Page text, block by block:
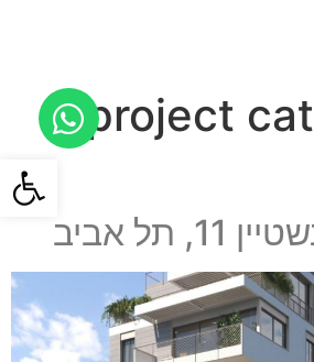
פתח
project
תל אביב